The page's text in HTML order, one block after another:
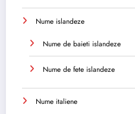
Nume islandeze
Nume de baieti islandeze
Nume de fete islandeze
Nume italiene